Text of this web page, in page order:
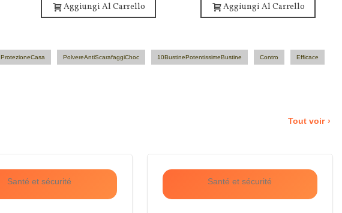
Aggiungi Al Carrello Aggiungi Al Carrello
ProtezioneCasa PolvereAntiScarafaggiChoc 10BustinePotentissimeBustine Contro Efficace
Tout voir
Santé et sécurité Santé et sécurité